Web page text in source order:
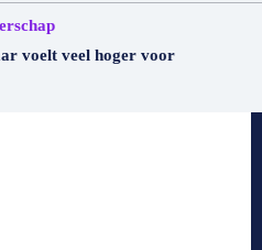
voelt veel hoger voor